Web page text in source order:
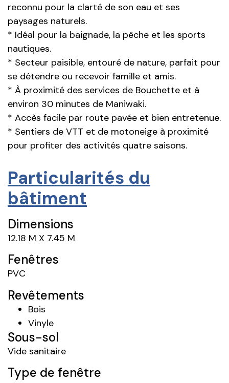
reconnu pour la clarté de son eau et ses
paysages naturels.
* Idéal pour la baignade, la pêche et les sports
nautiques.
* Secteur paisible, entouré de nature, parfait pour
se détendre ou recevoir famille et amis.
* À proximité des services de Bouchette et à
environ 30 minutes de Maniwaki.
* Accès facile par route pavée et bien entretenue.
* Sentiers de VTT et de motoneige à proximité
pour profiter des activités quatre saisons.
Particularités du
bâtiment
Dimensions
12.18 M X 7.45 M
Fenêtres
PVC
Revêtements
Bois
Vinyle
Sous-sol
Vide sanitaire
Type de fenêtre